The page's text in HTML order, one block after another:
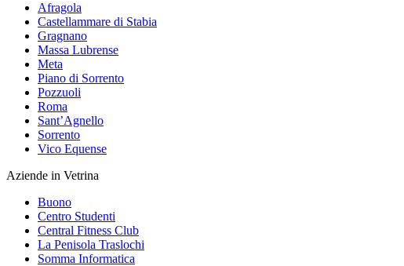
Afragola
Castellammare di Stabia
Gragnano
Massa Lubrense
Meta
Piano di Sorrento
Pozzuoli
Roma
Sant’Agnello
Sorrento
Vico Equense
Aziende in Vetrina
Buono
Centro Studenti
Central Fitness Club
La Penisola Traslochi
Somma Informatica